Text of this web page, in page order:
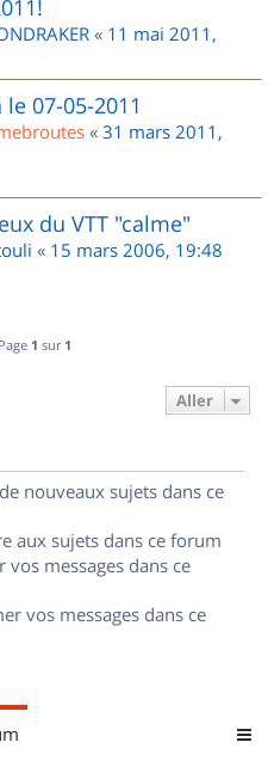
« 11 mai 2011,
07-05-2011
« 31 mars 2011,
du VTT "calme"
« 15 mars 2006, 19:48
1 sur 1
Aller
nouveaux sujets dans ce
aux sujets dans ce forum
vos messages dans ce
vos messages dans ce